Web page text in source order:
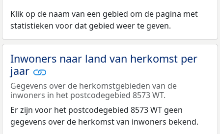
Klik op de naam van een gebied om de pagina met
statistieken voor dat gebied weer te geven.
Inwoners naar land van herkomst per
jaar
Gegevens over de herkomstgebieden van de
inwoners in het postcodegebied 8573 WT.
Er zijn voor het postcodegebied 8573 WT geen
gegevens over de herkomst van inwoners bekend.